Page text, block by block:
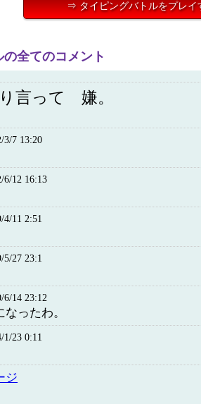
⇒ タイピングバトルをプレイ
全てのコメント
言って 嫌。
3/7 13:20
6/12 16:13
4/11 2:51
5/27 23:1
6/14 23:12
ったわ。
1/23 0:11
ジ